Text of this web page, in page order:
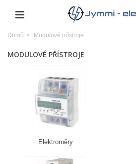
Domů > Modulové přístroje
MODULOVÉ PŘÍSTROJE
Elektroměry